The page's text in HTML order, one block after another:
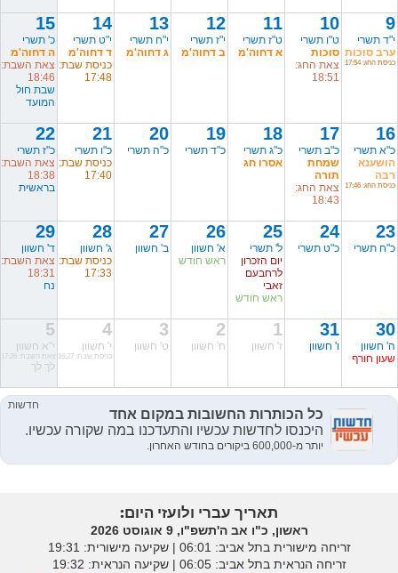
9
י"ד תשרי
ערב סוכות
כניסת החג: 17:54
10
ט"ו תשרי
סוכות
צאת החג:
18:51
11
ט"ז תשרי
א דחוה'מ
12
י"ז תשרי
ב דחוה'מ
13
י"ח תשרי
ג דחוה'מ
14
י"ט תשרי
ד דחוה'מ
כניסת שבת:
17:48
15
כ' תשרי
ה דחוה'מ
צאת השבת:
18:46
שבת חול
המועד
16
כ"א תשרי
הושענא
רבה
כניסת החג: 17:46
17
כ"ב תשרי
שמחת
תורה
צאת החג:
18:43
18
כ"ג תשרי
אסרו חג
19
כ"ד תשרי
20
כ"ה תשרי
21
כ"ו תשרי
כניסת שבת:
17:40
22
כ"ז תשרי
צאת השבת:
18:38
בראשית
23
כ"ח תשרי
24
כ"ט תשרי
25
ל' תשרי
יום הזכרון
לרחבעם
זאבי
ראש חודש
26
א' חשוון
ראש חודש
27
ב' חשוון
28
ג' חשוון
כניסת שבת:
17:33
29
ד' חשוון
צאת השבת:
18:31
נח
30
ה' חשוון
שעון חורף
31
ו' חשוון
1
ז' חשוון
2
ח' חשוון
3
ט' חשוון
4
י' חשוון
כניסת שבת: 16:27
5
י"א חשוון
צאת השבת: 17:26
לך לך
תאריך עברי ולועזי היום:
ראשון, כ"ו אב ה'תשפ"ו, 9 אוגוסט 2026
זריחה מישורית בתל אביב: ‎06:01 | שקיעה מישורית: 19:31
זריחה הנראית בתל אביב: ‎06:05 | שקיעה הנראית: 19:32